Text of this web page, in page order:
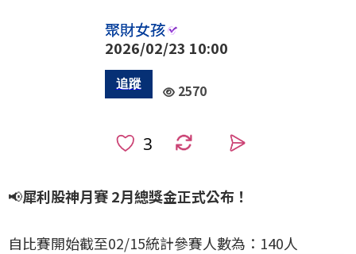
聚財女孩
2026/02/23 10:00
2570
📢犀利股神月賽 2月總獎金正式公布！
自比賽開始截至02/15統計參賽人數為：140人